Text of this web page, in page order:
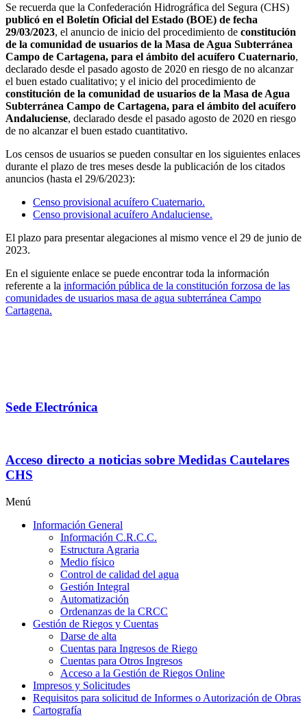
Se recuerda que la Confederación Hidrográfica del Segura (CHS)
publicó en el Boletín Oficial del Estado (BOE) de fecha
29/03/2023, el anuncio de inicio del procedimiento de constitución
de la comunidad de usuarios de la Masa de Agua Subterránea
Campo de Cartagena, para el ámbito del acuífero Cuaternario,
declarado desde el pasado agosto de 2020 en riesgo de no alcanzar
el buen estado cualitativo; y el inicio del procedimiento de
constitución de la comunidad de usuarios de la Masa de Agua
Subterránea Campo de Cartagena, para el ámbito del acuífero
Andaluciense, declarado desde el pasado agosto de 2020 en riesgo
de no alcanzar el buen estado cuantitativo.
Los censos de usuarios se pueden consultar en los siguientes enlaces
durante el plazo de tres meses desde la publicación de los citados
anuncios (hasta el 29/6/2023):
Censo provisional acuífero Cuaternario.
Censo provisional acuífero Andaluciense.
El plazo para presentar alegaciones al mismo vence el 29 de junio de
2023.
En el siguiente enlace se puede encontrar toda la información
referente a la información pública de la constitución forzosa de las
comunidades de usuarios masa de agua subterránea Campo
Cartagena.
Sede Electrónica
Acceso directo a noticias sobre Medidas Cautelares
CHS
Menú
Información General
Información C.R.C.C.
Estructura Agraria
Medio físico
Control de calidad del agua
Gestión Integral
Automatización
Ordenanzas de la CRCC
Gestión de Riegos y Cuentas
Darse de alta
Cuentas para Ingresos de Riego
Cuentas para Otros Ingresos
Acceso a la Gestión de Riegos Online
Impresos y Solicitudes
Requisitos para solicitud de Informes o Autorización de Obras
Cartografía